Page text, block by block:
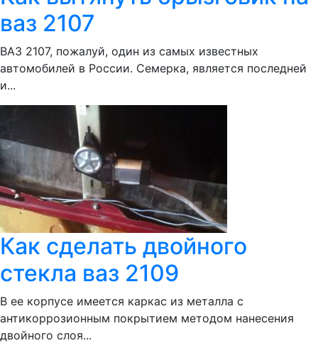
ваз 2107
ВАЗ 2107, пожалуй, один из самых известных
автомобилей в России. Семерка, является последней
и...
Как сделать двойного
стекла ваз 2109
В ее корпусе имеется каркас из металла с
антикоррозионным покрытием методом нанесения
двойного слоя...